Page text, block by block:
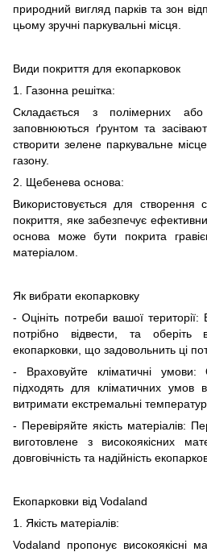
природний вигляд парків та зон
цьому зручні паркувальні місця.
Види покриття для екопарковок
1. Газонна решітка:
Складається з полімерних
заповнюються ґрунтом та
створити зелене паркувальне
газону.
2. Щебенева основа:
Використовується для створення
покриття, яке забезпечує
основа може бути покрита
матеріалом.
Як вибрати екопарковку
- Оцініть потреби вашої
потрібно відвести, та оберіть
екопарковки, що задовольнить ці
- Враховуйте кліматичні умови:
підходять для кліматичних умов
витримати екстремальні
- Перевіряйте якість матеріалів:
виготовлене з високоякісних
довговічність та надійність
Екопарковки від Vodaland
1. Якість матеріалів:
Vodaland пропонує високоякісні